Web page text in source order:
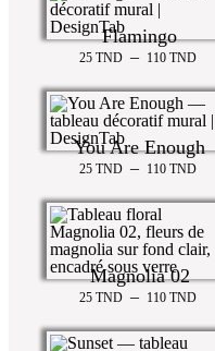
Flamingo
25 TND – 110 TND
You Are Enough
25 TND – 110 TND
Magnolia 02
25 TND – 110 TND